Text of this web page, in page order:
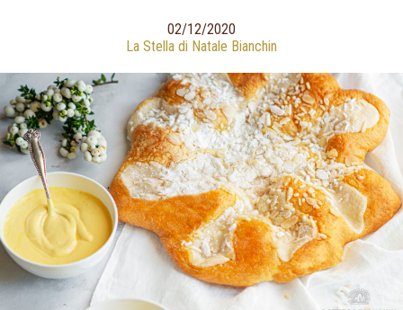
02/12/2020
La Stella di Natale Bianchin